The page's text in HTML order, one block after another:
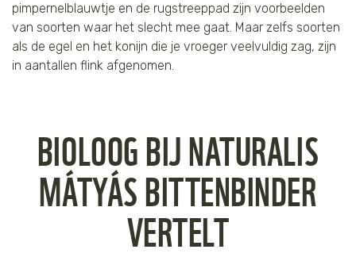
pimpernelblauwtje en de rugstreeppad zijn voorbeelden
van soorten waar het slecht mee gaat. Maar zelfs soorten
als de egel en het konijn die je vroeger veelvuldig zag, zijn
in aantallen flink afgenomen.
BIOLOOG BIJ NATURALIS
MÁTYÁS BITTENBINDER
VERTELT